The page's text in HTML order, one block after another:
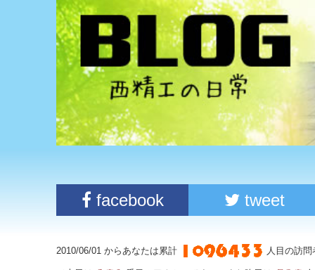
facebook tweet
2010/06/01 からあなたは累計 人目の訪